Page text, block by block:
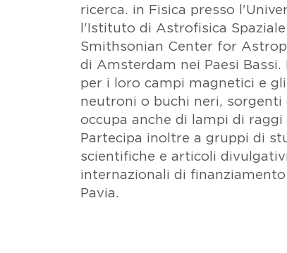
ricerca. in Fisica presso
l'Istituto di Astrofisica
Smithsonian Center for
di Amsterdam nei Paesi
per i loro campi magnetici e
neutroni o buchi neri,
occupa anche di lampi di
Partecipa inoltre a gruppi di
scientifiche e articoli
internazionali di
Pavia.